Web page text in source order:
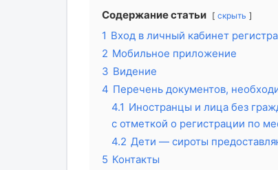
Содержание статьи скрыть
1 Вход в личный кабинет
2 Мобильное приложение
3 Видение
4 Перечень документов,
4.1 Иностранцы и лица без
с отметкой о регистрации по
4.2 Дети — сироты
5 Контакты